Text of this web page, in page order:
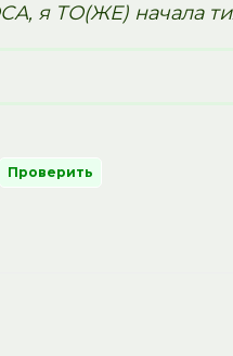
я ТО(ЖЕ) начала